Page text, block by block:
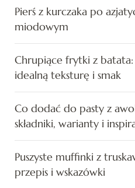
Pierś z kurczaka po
miodowym
Chrupiące frytki z batata:
idealną teksturę i smak
Co dodać do pasty z
składniki, warianty i
Puszyste muffinki z
przepis i wskazówki